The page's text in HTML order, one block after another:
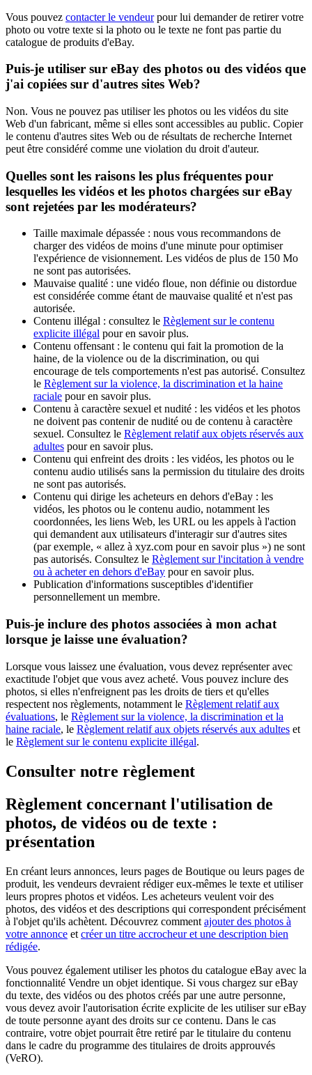
Vous pouvez contacter le vendeurpour lui demander de retirer votre
photo ou votre texte si la photo ou le texte ne font pas partie du
catalogue de produits d'eBay.
Puis-je utiliser sur eBay des photos ou des vidéos que
j'ai copiées sur d'autres sites Web?
Non. Vous ne pouvez pas utiliser les photos ou les vidéos du site
Web d'un fabricant, même si elles sont accessibles au public. Copier
le contenu d'autres sites Web ou de résultats de recherche Internet
peut être considéré comme une violation du droit d'auteur.
Quelles sont les raisons les plus fréquentes pour
lesquelles les vidéos et les photos chargées sur eBay
sont rejetées par les modérateurs?
Taille maximale dépassée : nous vous recommandons de
charger des vidéos de moins d'une minute pour optimiser
l'expérience de visionnement. Les vidéos de plus de 150 Mo
ne sont pas autorisées.
Mauvaise qualité : une vidéo floue, non définie ou distordue
est considérée comme étant de mauvaise qualité et n'est pas
autorisée.
Contenu illégal : consultez le Règlement sur le contenu
explicite illégal pour en savoir plus.
Contenu offensant : le contenu qui fait la promotion de la
haine, de la violence ou de la discrimination, ou qui
encourage de tels comportements n'est pas autorisé. Consultez
le Règlement sur la violence, la discrimination et la haine
raciale pour en savoir plus.
Contenu à caractère sexuel et nudité : les vidéos et les photos
ne doivent pas contenir de nudité ou de contenu à caractère
sexuel. Consultez le Règlement relatif aux objets réservés aux
adultes pour en savoir plus.
Contenu qui enfreint des droits : les vidéos, les photos ou le
contenu audio utilisés sans la permission du titulaire des droits
ne sont pas autorisés.
Contenu qui dirige les acheteurs en dehors d'eBay : les
vidéos, les photos ou le contenu audio, notamment les
coordonnées, les liens Web, les URL ou les appels à l'action
qui demandent aux utilisateurs d'interagir sur d'autres sites
(par exemple, « allez à xyz.com pour en savoir plus ») ne sont
pas autorisés. Consultez le Règlement sur l'incitation à vendre
ou à acheter en dehors d'eBay pour en savoir plus.
Publication d'informations susceptibles d'identifier
personnellement un membre.
Puis-je inclure des photos associées à mon achat
lorsque je laisse une évaluation?
Lorsque vous laissez une évaluation, vous devez représenter avec
exactitude l'objet que vous avez acheté. Vous pouvez inclure des
photos, si elles n'enfreignent pas les droits de tiers et qu'elles
respectent nos règlements, notamment le Règlement relatif aux
évaluations, le Règlement sur la violence, la discrimination et la
haine raciale, le Règlement relatif aux objets réservés aux adultes et
le Règlement sur le contenu explicite illégal.
Consulter notre règlement
Règlement concernant l'utilisation de
photos, de vidéos ou de texte :
présentation
En créant leurs annonces, leurs pages de Boutique ou leurs pages de
produit, les vendeurs devraient rédiger eux-mêmes le texte et utiliser
leurs propres photos et vidéos. Les acheteurs veulent voir des
photos, des vidéos et des descriptions qui correspondent précisément
à l'objet qu'ils achètent. Découvrez comment ajouter des photos à
votre annonce et créer un titre accrocheur et une description bien
rédigée.
Vous pouvez également utiliser les photos du catalogue eBay avec la
fonctionnalité Vendre un objet identique. Si vous chargez sur eBay
du texte, des vidéos ou des photos créés par une autre personne,
vous devez avoir l'autorisation écrite explicite de les utiliser sur eBay
de toute personne ayant des droits sur ce contenu. Dans le cas
contraire, votre objet pourrait être retiré par le titulaire du contenu
dans le cadre du programme des titulaires de droits approuvés
(VeRO).